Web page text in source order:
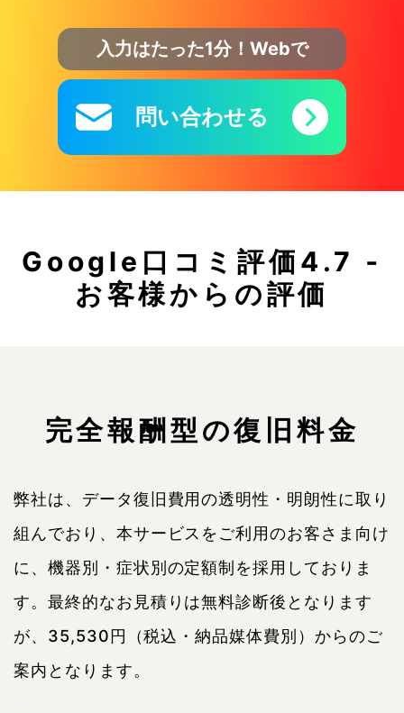
入力はたった1分！Webで
問い合わせる
Google口コミ評価4.7 ‐
お客様からの評価
完全報酬型の復旧料金
弊社は、データ復旧費用の透明性・明朗性に取り
組んでおり、本サービスをご利用のお客さま向け
に、機器別・症状別の定額制を採用しておりま
す。最終的なお見積りは無料診断後となります
が、35,530円（税込・納品媒体費別）からのご
案内となります。